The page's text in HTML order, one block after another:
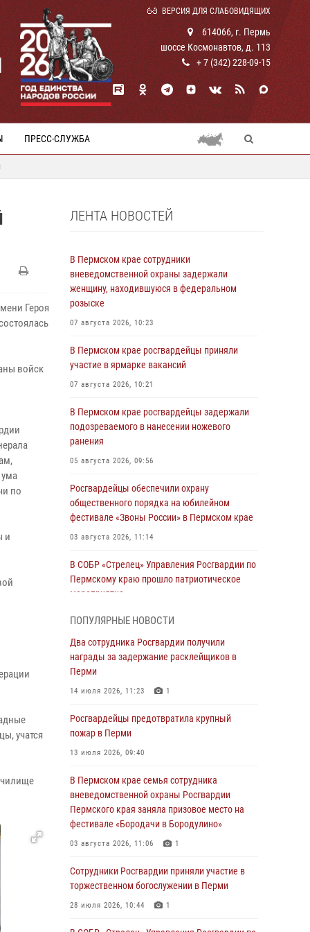
ВЕРСИЯ ДЛЯ СЛАБОВИДЯЩИХ
614066, г. Пермь
шоссе Космонавтов, д. 113
+ 7 (342) 228-09-15
ПРЕСС-СЛУЖБА
Героя
войск
по
и
учатся
ЛЕНТА НОВОСТЕЙ
В Пермском крае сотрудники
вневедомственной охраны задержали
женщину, находившуюся в федеральном
розыске
07 августа 2026, 10:23
В Пермском крае росгвардейцы приняли
участие в ярмарке вакансий
07 августа 2026, 10:21
В Пермском крае росгвардейцы задержали
подозреваемого в нанесении ножевого
ранения
05 августа 2026, 09:56
Росгвардейцы обеспечили охрану
общественного порядка на юбилейном
фестивале «Звоны России» в Пермском крае
03 августа 2026, 11:14
В СОБР «Стрелец» Управления Росгвардии по
Пермскому краю прошло патриотическое
мероприятие
В Пермском крае семья сотрудника
вневедомственной охраны Росгвардии
Пермского края заняла призовое место на
фестивале «Бородачи в Бородулино»
В Пермском крае росгвардейцы провели
Росгвардеец спас тонущую женщину в
Пермском крае
30 июля 2026, 05:19
торжественном богослужении в Перми
28 июля 2026, 10:44 1
ПОПУЛЯРНЫЕ НОВОСТИ
Два сотрудника Росгвардии получили
награды за задержание расклейщиков в
Перми
14 июля 2026, 11:23 1
Росгвардейцы предотвратила крупный
пожар в Перми
13 июля 2026, 09:40
В Пермском крае семья сотрудника
вневедомственной охраны Росгвардии
Пермского края заняла призовое место на
фестивале «Бородачи в Бородулино»
03 августа 2026, 11:06 1
Сотрудники Росгвардии приняли участие в
торжественном богослужении в Перми
28 июля 2026, 10:44 1